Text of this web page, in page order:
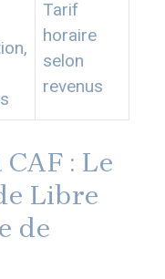
Tarif
horaire
selon
revenus
: Le
Libre
de